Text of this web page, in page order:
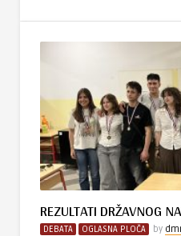
REZULTATI DRŽAVNOG
DEBATA OGLASNA PLOČA by